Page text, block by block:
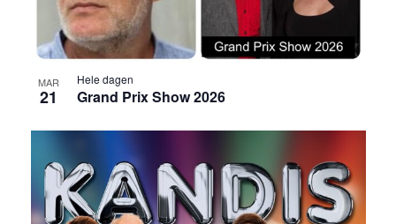
MAR
21
Hele dagen
Grand Prix Show 2026